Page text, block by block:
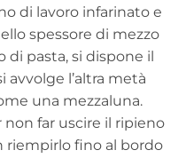
di lavoro infarinato e
spessore di mezzo
di pasta, si dispone il
l’altra metà
una mezzaluna.
far uscire il ripieno
riempirlo fino al bordo